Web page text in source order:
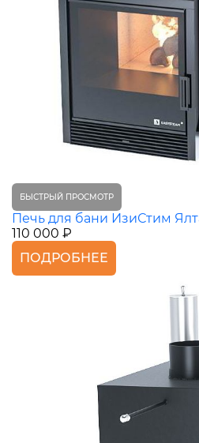
БЫСТРЫЙ ПРОСМОТР
Печь для бани ИзиСтим
110 000 ₽
ПОДРОБНЕЕ